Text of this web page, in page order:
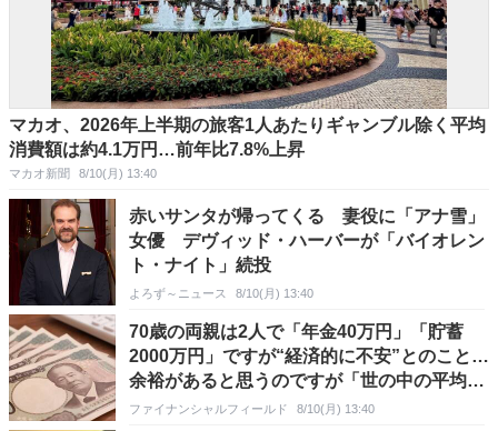
マカオ、2026年上半期の旅客1人あたりギャンブル除く平均
消費額は約4.1万円…前年比7.8%上昇
マカオ新聞 8/10(月) 13:40
赤いサンタが帰ってくる 妻役に「アナ雪」
女優 デヴィッド・ハーバーが「バイオレン
ト・ナイト」続投
よろず～ニュース 8/10(月) 13:40
70歳の両親は2人で「年金40万円」「貯蓄
2000万円」ですが“経済的に不安”とのこと…
余裕があると思うのですが「世の中の平均」
より少ないのでしょうか？ 実際のデータと比
ファイナンシャルフィールド 8/10(月) 13:40